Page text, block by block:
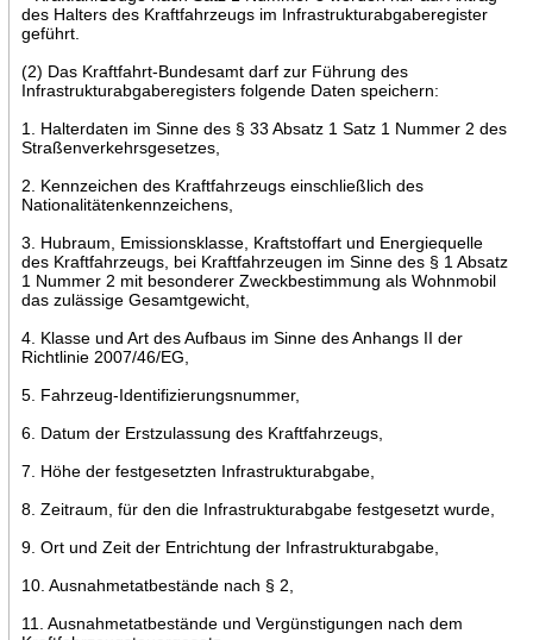
des Halters des Kraftfahrzeugs im Infrastrukturabgaberegister
geführt.
(2) Das Kraftfahrt-Bundesamt darf zur Führung des
Infrastrukturabgaberegisters folgende Daten speichern:
1. Halterdaten im Sinne des § 33 Absatz 1 Satz 1 Nummer 2 des
Straßenverkehrsgesetzes,
2. Kennzeichen des Kraftfahrzeugs einschließlich des
Nationalitätenkennzeichens,
3. Hubraum, Emissionsklasse, Kraftstoffart und Energiequelle
des Kraftfahrzeugs, bei Kraftfahrzeugen im Sinne des § 1 Absatz
1 Nummer 2 mit besonderer Zweckbestimmung als Wohnmobil
das zulässige Gesamtgewicht,
4. Klasse und Art des Aufbaus im Sinne des Anhangs II der
Richtlinie 2007/46/EG,
5. Fahrzeug-Identifizierungsnummer,
6. Datum der Erstzulassung des Kraftfahrzeugs,
7. Höhe der festgesetzten Infrastrukturabgabe,
8. Zeitraum, für den die Infrastrukturabgabe festgesetzt wurde,
9. Ort und Zeit der Entrichtung der Infrastrukturabgabe,
10. Ausnahmetatbestände nach § 2,
11. Ausnahmetatbestände und Vergünstigungen nach dem